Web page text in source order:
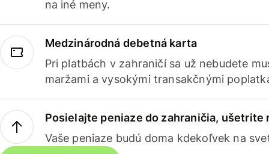
na iné meny.
Medzinárodná debetná karta
Pri platbách v zahraničí sa už nebudete
maržami a vysokými transakčnými
Posielajte peniaze do zahraničia, ušetrite
Vaše peniaze budú doma kdekoľvek na